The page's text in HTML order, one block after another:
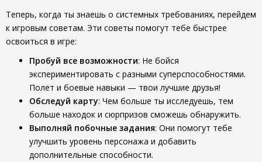
Теперь, когда ты знаешь о системных требованиях, перейдем
к игровым советам. Эти советы помогут тебе быстрее
освоиться в игре:
Пробуй все возможности: Не бойся
экспериментировать с разными суперспособностями.
Полет и боевые навыки — твои лучшие друзья!
Обследуй карту: Чем больше ты исследуешь, тем
больше находок и сюрпризов сможешь обнаружить.
Выполняй побочные задания: Они помогут тебе
улучшить уровень персонажа и добавить
дополнительные способности.